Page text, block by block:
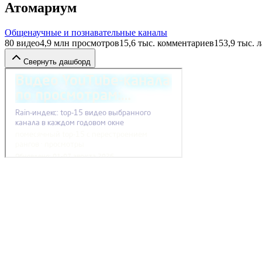
Атомариум
Общенаучные и познавательные каналы
80 видео4,9 млн просмотров15,6 тыс. комментариев153,9 тыс.
Свернуть дашборд